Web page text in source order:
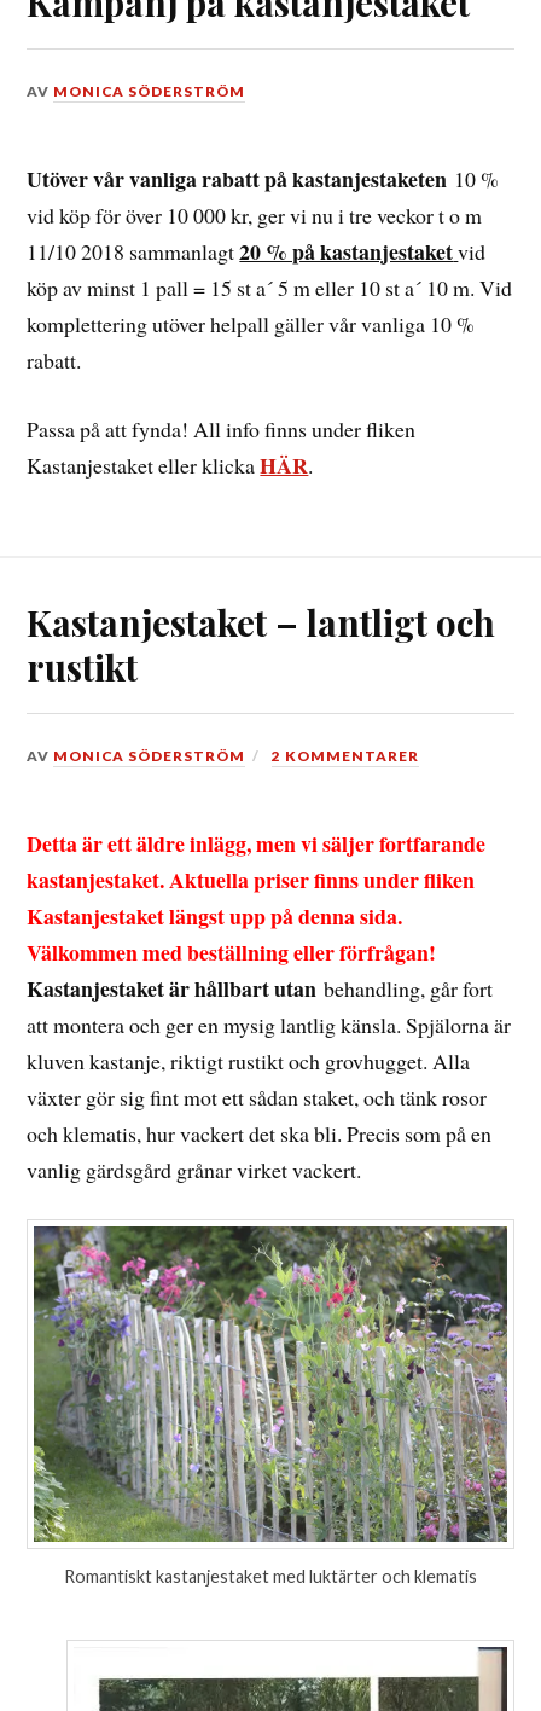
DEN
2018
AV MONICA SÖDERSTRÖM
Utöver vår vanliga rabatt på kastanjestaketen 10 %
vid köp för över 10 000 kr, ger vi nu i tre veckor t o m
11/10 2018 sammanlagt20 % på kastanjestaketvid
köp av minst 1 pall = 15 st a´ 5 m eller 10 st a´ 10 m. Vid
komplettering utöver helpall gäller vår vanliga 10 %
rabatt.
Passa på att fynda! All info finns under fliken
Kastanjestaket eller klickaHÄR.
Kastanjestaket – lantligt och
rustikt
DEN
2016
AV MONICA SÖDERSTRÖM 2 KOMMENTARER
Detta är ett äldre inlägg, men vi säljer fortfarande
kastanjestaket. Aktuella priser finns under fliken
Kastanjestaket längst upp på denna sida.
Välkommen med beställning eller förfrågan!
Kastanjestaket är hållbart utan behandling, går fort
att montera och ger en mysig lantlig känsla. Spjälorna är
kluven kastanje, riktigt rustikt och grovhugget. Alla
växter gör sig fint mot ett sådan staket, och tänk rosor
och klematis, hur vackert det ska bli. Precis som på en
vanlig gärdsgård grånar virket vackert.
Romantiskt kastanjestaket med luktärter och klematis